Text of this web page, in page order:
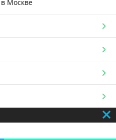
в Москве